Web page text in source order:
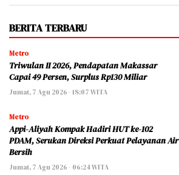
BERITA TERBARU
Metro
Triwulan II 2026, Pendapatan Makassar
Capai 49 Persen, Surplus Rp130 Miliar
Jumat, 7 Agu 2026 - 18:07 WITA
Metro
Appi-Aliyah Kompak Hadiri HUT ke-102
PDAM, Serukan Direksi Perkuat Pelayanan Air
Bersih
Jumat, 7 Agu 2026 - 06:24 WITA